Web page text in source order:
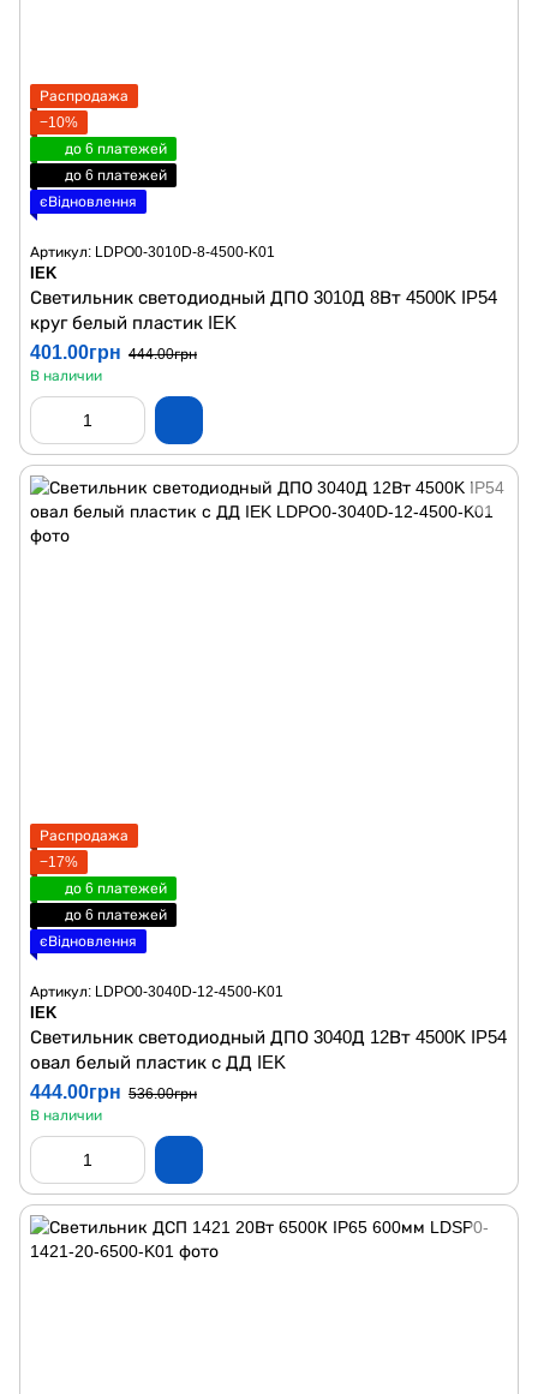
Распродажа
−10%
до 6 платежей
до 6 платежей
єВідновлення
Артикул: LDPO0-3010D-8-4500-K01
IEK
Светильник светодиодный ДПО 3010Д 8Вт 4500K IP54
круг белый пластик IEK
401.00грн 444.00грн
В наличии
Распродажа
−17%
до 6 платежей
до 6 платежей
єВідновлення
Артикул: LDPO0-3040D-12-4500-K01
IEK
Светильник светодиодный ДПО 3040Д 12Вт 4500K IP54
овал белый пластик с ДД IEK
444.00грн 536.00грн
В наличии